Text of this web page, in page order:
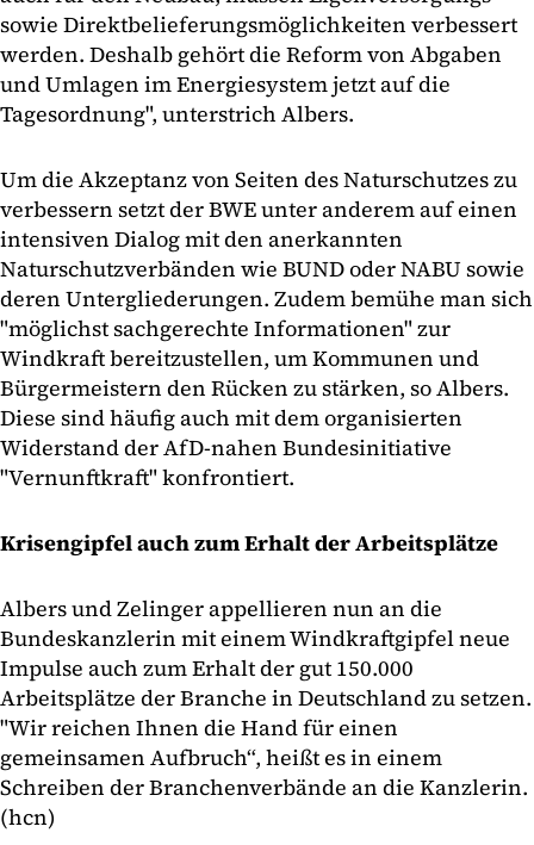
sowie Direktbelieferungsmöglichkeiten verbessert
werden. Deshalb gehört die Reform von Abgaben
und Umlagen im Energiesystem jetzt auf die
Tagesordnung", unterstrich Albers.
Um die Akzeptanz von Seiten des Naturschutzes zu
verbessern setzt der BWE unter anderem auf einen
intensiven Dialog mit den anerkannten
Naturschutzverbänden wie BUND oder NABU sowie
deren Untergliederungen. Zudem bemühe man sich
"möglichst sachgerechte Informationen" zur
Windkraft bereitzustellen, um Kommunen und
Bürgermeistern den Rücken zu stärken, so Albers.
Diese sind häufig auch mit dem organisierten
Widerstand der AfD-nahen Bundesinitiative
"Vernunftkraft" konfrontiert.
Krisengipfel auch zum Erhalt der Arbeitsplätze
Albers und Zelinger appellieren nun an die
Bundeskanzlerin mit einem Windkraftgipfel neue
Impulse auch zum Erhalt der gut 150.000
Arbeitsplätze der Branche in Deutschland zu setzen.
"Wir reichen Ihnen die Hand für einen
gemeinsamen Aufbruch“, heißt es in einem
Schreiben der Branchenverbände an die Kanzlerin.
(hcn)